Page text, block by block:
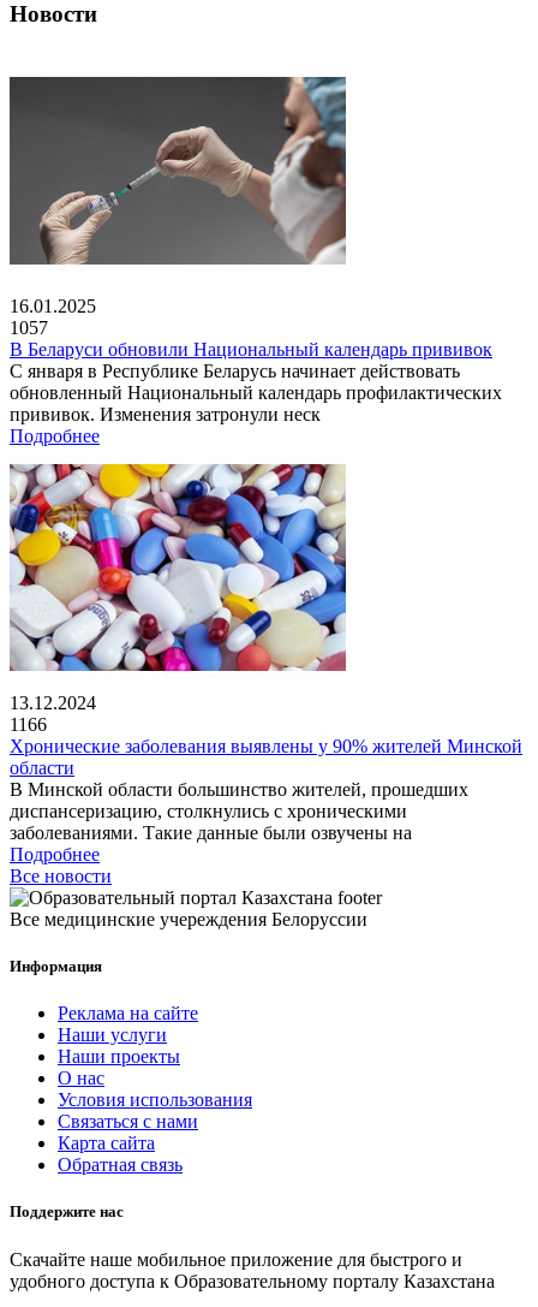
Новости
16.01.2025
1057
В Беларуси обновили Национальный календарь прививок
С января в Республике Беларусь начинает действовать
обновленный Национальный календарь профилактических
прививок. Изменения затронули неск
Подробнее
13.12.2024
1166
Хронические заболевания выявлены у 90% жителей Минской
области
В Минской области большинство жителей, прошедших
диспансеризацию, столкнулись с хроническими
заболеваниями. Такие данные были озвучены на
Подробнее
Все новости
Все медицинские учереждения Белоруссии
Информация
Реклама на сайте
Наши услуги
Наши проекты
О нас
Условия использования
Связаться с нами
Карта сайта
Обратная связь
Поддержите нас
Скачайте наше мобильное приложение для быстрого и
удобного доступа к Образовательному порталу Казахстана